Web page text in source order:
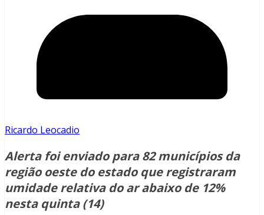
Ricardo Leocadio
Alerta foi enviado para 82 municípios da
região oeste do estado que registraram
umidade relativa do ar abaixo de 12%
nesta quinta (14)